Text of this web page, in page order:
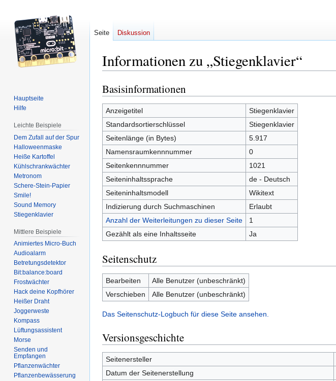
Informationen zu „Stiegenklavier“
Zur
Navigation
springen
Zur
Suche
springen
Basisinformationen
Anzeigetitel
Stiegenklavier
Standardsortierschlüssel
Stiegenklavier
Seitenlänge (in Bytes)
5.917
Namensraumkennnummer
0
Seitenkennnummer
1021
Seiteninhaltssprache
de - Deutsch
Seiteninhaltsmodell
Wikitext
Indizierung durch Suchmaschinen
Erlaubt
Anzahl der Weiterleitungen zu dieser Seite
1
Gezählt als eine Inhaltsseite
Ja
Seitenschutz
Bearbeiten
Alle Benutzer (unbeschränkt)
Verschieben
Alle Benutzer (unbeschränkt)
Das Seitenschutz-Logbuch für diese Seite ansehen.
Versionsgeschichte
Seitenersteller
Datum der Seitenerstellung
Seite Diskussion
Hauptseite
Hilfe
Leichte Beispiele
Dem Zufall auf der Spur
Halloweenmaske
Heiße Kartoffel
Kühlschrankwächter
Metronom
Schere-Stein-Papier
Smile!
Sound Memory
Stiegenklavier
Mittlere Beispiele
Animiertes Micro-Buch
Audioalarm
Betretungsdetektor
Bit:balance:board
Frostwächter
Hack deine Kopfhörer
Heißer Draht
Joggerweste
Kompass
Lüftungsassistent
Morse
Senden und
Empfangen
Pflanzenwächter
Pflanzenbewässerung